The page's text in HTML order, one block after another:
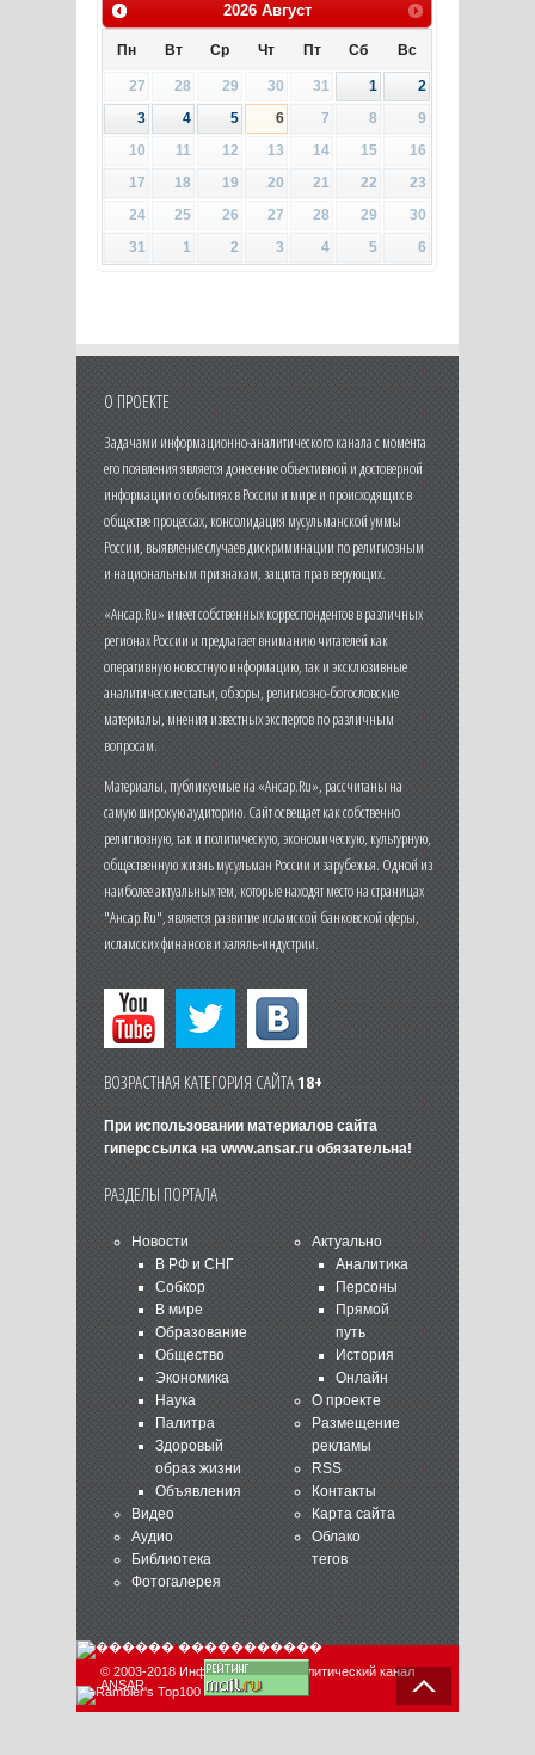
2026 Август
Пн Вт Ср Чт Пт Сб Вс
27 28 29 30 31 1
2
3
4 5 6 7 8
9
10
11 12 13 14 15
16
17
18 19 20 21 22
23
24
25 26 27 28 29
30
31
1 2 3 4 5 6
О ПРОЕКТЕ
Задачами информационно-аналитического канала с момента
его появления является донесение объективной и достоверной
информации о событиях в России и мире и происходящих в
обществе процессах, консолидация мусульманской уммы
России, выявление случаев дискриминации по религиозным
и национальным признакам, защита прав верующих.
«Ансар.Ru» имеет собственных корреспондентов в различных
регионах России и предлагает вниманию читателей как
оперативную новостную информацию, так и эксклюзивные
аналитические статьи, обзоры, религиозно-богословские
материалы, мнения известных экспертов по различным
вопросам.
Материалы, публикуемые на «Ансар.Ru», рассчитаны на
самую широкую аудиторию. Сайт освещает как собственно
религиозную, так и политическую, экономическую, культурную,
общественную жизнь мусульман России и зарубежья. Одной из
наиболее актуальных тем, которые находят место на страницах
"Ансар.Ru", является развитие исламской банковской сферы,
исламских финансов и халяль-индустрии.
ВОЗРАСТНАЯ КАТЕГОРИЯ САЙТА18+
При использовании материалов сайта
гиперссылка на www.ansar.ruобязательна!
РАЗДЕЛЫ ПОРТАЛА
Новости
В РФ и СНГ
Собкор
В мире
Образование
Общество
Экономика
Наука
Палитра
Здоровый
образ жизни
Объявления
Видео
Аудио
Библиотека
Фотогалерея
Актуально
Аналитика
Персоны
Прямой
путь
История
Онлайн
О проекте
Размещение
рекламы
RSS
Контакты
Карта сайта
Облако
тегов
© 2003-2018 Информационно-аналитический канал
ANSAR